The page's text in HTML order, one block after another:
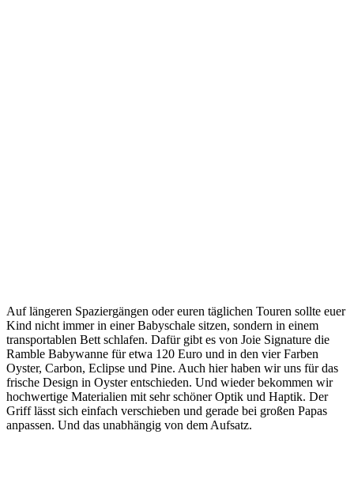
Auf längeren Spaziergängen oder euren täglichen Touren sollte euer
Kind nicht immer in einer Babyschale sitzen, sondern in einem
transportablen Bett schlafen. Dafür gibt es von Joie Signature die
Ramble Babywanne für etwa 120 Euro und in den vier Farben
Oyster, Carbon, Eclipse und Pine. Auch hier haben wir uns für das
frische Design in Oyster entschieden. Und wieder bekommen wir
hochwertige Materialien mit sehr schöner Optik und Haptik. Der
Griff lässt sich einfach verschieben und gerade bei großen Papas
anpassen. Und das unabhängig von dem Aufsatz.